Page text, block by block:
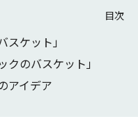
目次
ケット」
のバスケット」
アイデア